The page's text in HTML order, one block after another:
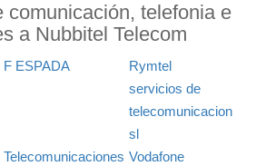
comunicación, telefonia e
a Nubbitel Telecom
F ESPADA
Rymtel
servicios de
telecomunicacion
sl
Telecomunicaciones Vodafone